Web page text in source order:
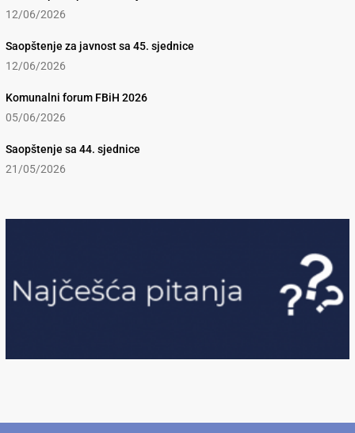
12/06/2026
Saopštenje za javnost sa 45. sjednice
12/06/2026
Komunalni forum FBiH 2026
05/06/2026
Saopštenje sa 44. sjednice
21/05/2026